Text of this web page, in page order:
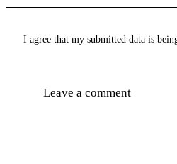
I agree that my submitted data is